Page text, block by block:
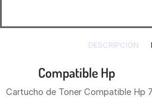
DESCRIPCIÓN
Compatible Hp
Cartucho de Toner Compatible Hp